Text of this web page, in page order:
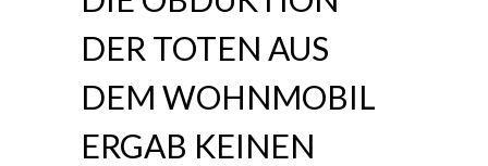
DER TOTEN AUS
DEM WOHNMOBIL
ERGAB KEINEN